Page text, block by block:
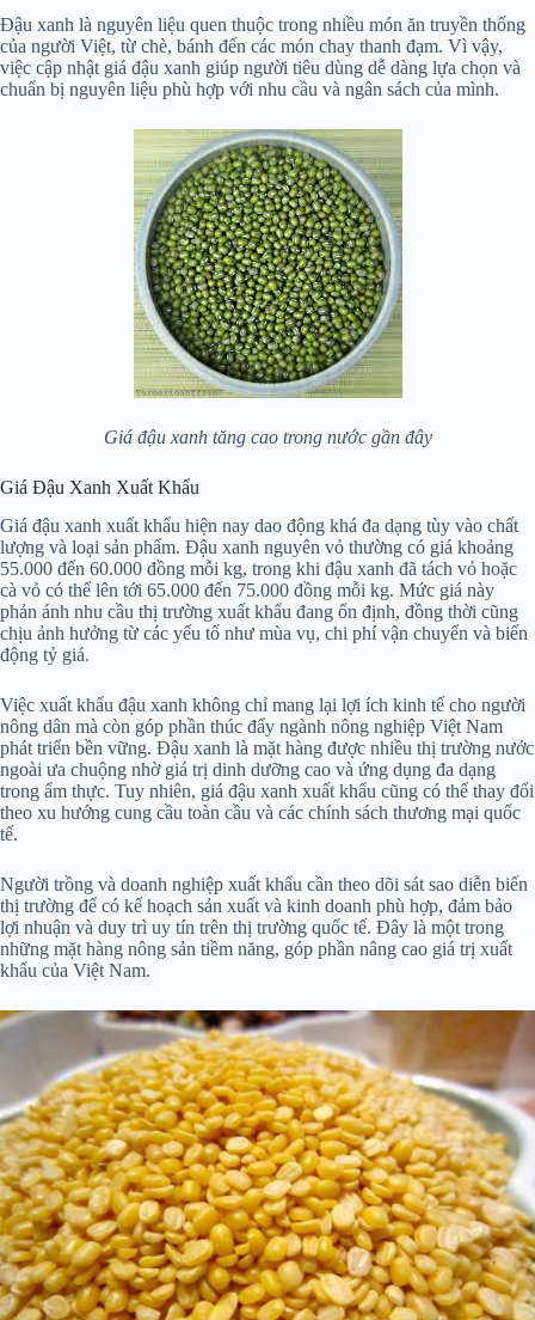
Đậu xanh là nguyên liệu quen thuộc trong nhiều món ăn truyền thống
của người Việt, từ chè, bánh đến các món chay thanh đạm. Vì vậy,
việc cập nhật giá đậu xanh giúp người tiêu dùng dễ dàng lựa chọn và
chuẩn bị nguyên liệu phù hợp với nhu cầu và ngân sách của mình.
Giá đậu xanh tăng cao trong nước gần đây
Giá Đậu Xanh Xuất Khẩu
Giá đậu xanh xuất khẩu hiện nay dao động khá đa dạng tùy vào chất
lượng và loại sản phẩm. Đậu xanh nguyên vỏ thường có giá khoảng
55.000 đến 60.000 đồng mỗi kg, trong khi đậu xanh đã tách vỏ hoặc
cà vỏ có thể lên tới 65.000 đến 75.000 đồng mỗi kg. Mức giá này
phản ánh nhu cầu thị trường xuất khẩu đang ổn định, đồng thời cũng
chịu ảnh hưởng từ các yếu tố như mùa vụ, chi phí vận chuyển và biến
động tỷ giá.
Việc xuất khẩu đậu xanh không chỉ mang lại lợi ích kinh tế cho người
nông dân mà còn góp phần thúc đẩy ngành nông nghiệp Việt Nam
phát triển bền vững. Đậu xanh là mặt hàng được nhiều thị trường nước
ngoài ưa chuộng nhờ giá trị dinh dưỡng cao và ứng dụng đa dạng
trong ẩm thực. Tuy nhiên, giá đậu xanh xuất khẩu cũng có thể thay đổi
theo xu hướng cung cầu toàn cầu và các chính sách thương mại quốc
tế.
Người trồng và doanh nghiệp xuất khẩu cần theo dõi sát sao diễn biến
thị trường để có kế hoạch sản xuất và kinh doanh phù hợp, đảm bảo
lợi nhuận và duy trì uy tín trên thị trường quốc tế. Đây là một trong
những mặt hàng nông sản tiềm năng, góp phần nâng cao giá trị xuất
khẩu của Việt Nam.